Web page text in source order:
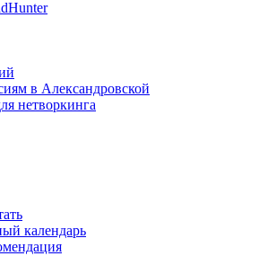
в Александровской
нетворкинга
календарь